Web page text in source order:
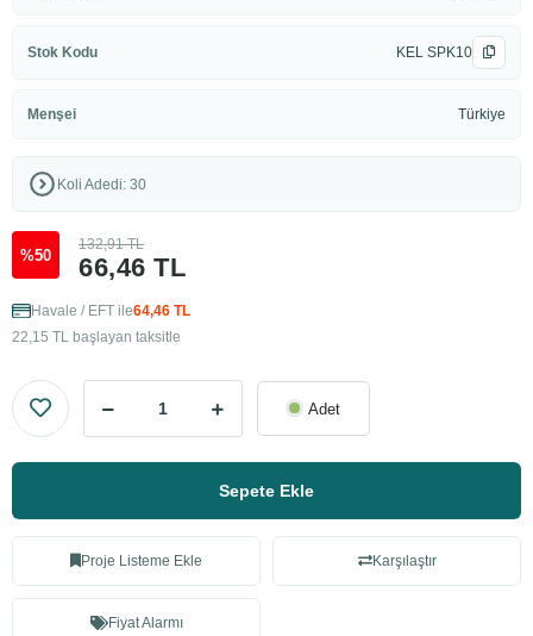
Stok Kodu KEL SPK10
Menşei Türkiye
Koli Adedi: 30
%50 66,46 TL
132,91 TL
Havale / EFT ile64,46 TL
22,15 TL başlayan taksitle
Adet
Sepete Ekle
Proje Listeme Ekle Karşılaştır
Fiyat Alarmı